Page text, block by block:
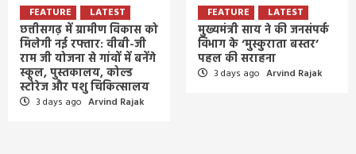
FEATURE
LATEST
छत्तीसगढ़ में ग्रामीण विकास को
मिलेगी नई रफ्तार: वीबी-जी
राम जी योजना से गांवों में बनेंगे
स्कूल, पुस्तकालय, कोल्ड
स्टोरेज और पशु चिकित्सालय
3 days ago Arvind Rajak
FEATURE
LATEST
मुख्यमंत्री साय ने की जनसंपर्क
विभाग के ‘मुस्कुराता बस्तर’
पहल की सराहना
3 days ago Arvind Rajak